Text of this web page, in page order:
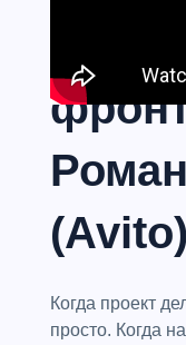
(Avito)
Когда проект делает один разработчик — всё
просто. Когда